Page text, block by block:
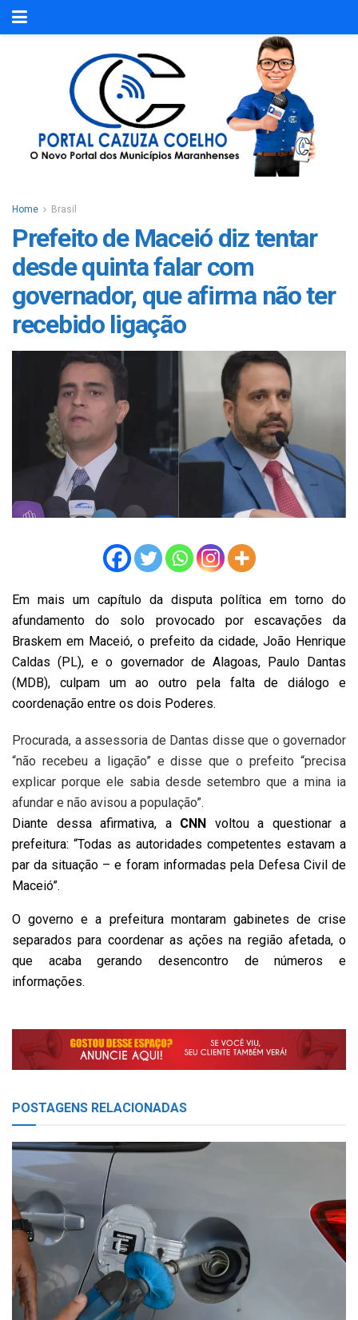
Home Brasil
Prefeito de Maceió diz tentar
desde quinta falar com
governador, que afirma não ter
recebido ligação
Em mais um capítulo da disputa política em torno do
afundamento do solo provocado por escavações da
Braskem em Maceió, o prefeito da cidade, João Henrique
Caldas (PL), e o governador de Alagoas, Paulo Dantas
(MDB), culpam um ao outro pela falta de diálogo e
coordenação entre os dois Poderes.
Procurada, a assessoria de Dantas disse que o governador
“não recebeu a ligação” e disse que o prefeito “precisa
explicar porque ele sabia desde setembro que a mina ia
afundar e não avisou a população”.
Diante dessa afirmativa, a CNN voltou a questionar a
prefeitura: “Todas as autoridades competentes estavam a
par da situação – e foram informadas pela Defesa Civil de
Maceió”.
O governo e a prefeitura montaram gabinetes de crise
separados para coordenar as ações na região afetada, o
que acaba gerando desencontro de números e
informações.
POSTAGENS RELACIONADAS